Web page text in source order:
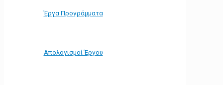
Έργα Προγράμματα
Απολογισμοί Έργου